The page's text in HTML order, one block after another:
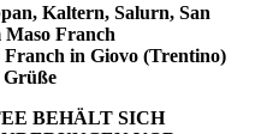
Kaltern, Salurn, San
Maso Franch
Franch in Giovo (Trentino)
Grüße
BEHÄLT SICH